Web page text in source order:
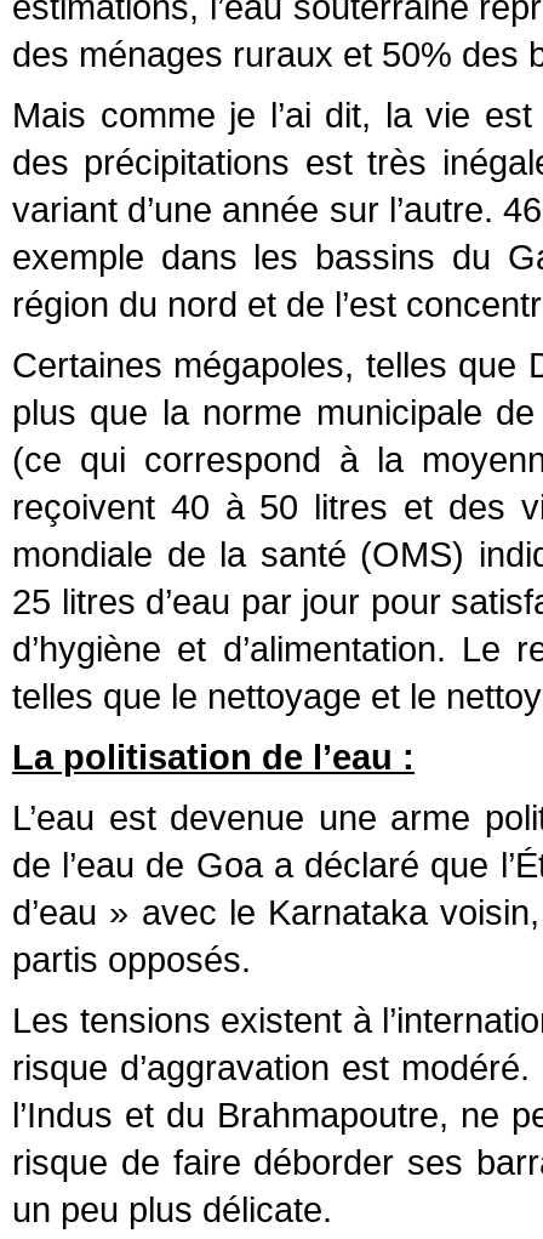
des ménages ruraux et 50% des
Mais comme je l’ai dit, la vie
des précipitations est très
variant d’une année sur l’autre.
exemple dans les bassins du
région du nord et de l’est
Certaines mégapoles, telles que
plus que la norme municipale
(ce qui correspond à la
reçoivent 40 à 50 litres et des
mondiale de la santé (OMS)
25 litres d’eau par jour pour
d’hygiène et d’alimentation.
telles que le nettoyage et le
La politisation de l’eau :
L’eau est devenue une arme
de l’eau de Goa a déclaré que
d’eau » avec le Karnataka
partis opposés.
Les tensions existent à
risque d’aggravation est
l’Indus et du Brahmapoutre, ne
risque de faire déborder ses
un peu plus délicate.